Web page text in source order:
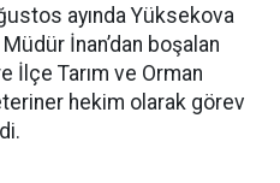
ayında Yüksekova
İnan’dan boşalan
İlçe Tarım ve Orman
hekim olarak görev